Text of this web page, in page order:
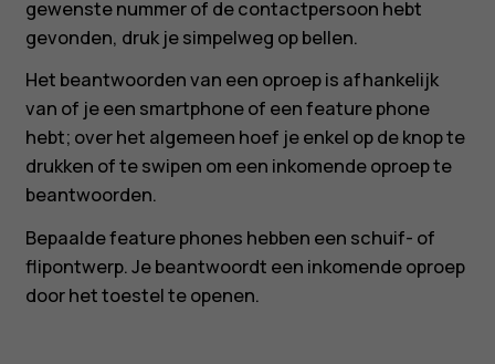
telefoons?
Smartphones
Feature phones
Accessoires
gewenste nummer of de contactpersoon hebt
gevonden, druk je simpelweg op bellen.
Het beantwoorden van een oproep is afhankelijk
van of je een smartphone of een feature phone
hebt; over het algemeen hoef je enkel op de knop te
drukken of te swipen om een inkomende oproep te
beantwoorden.
Bepaalde feature phones hebben een schuif- of
flipontwerp. Je beantwoordt een inkomende oproep
door het toestel te openen.